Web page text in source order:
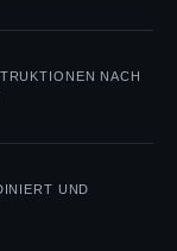
NACH
UND